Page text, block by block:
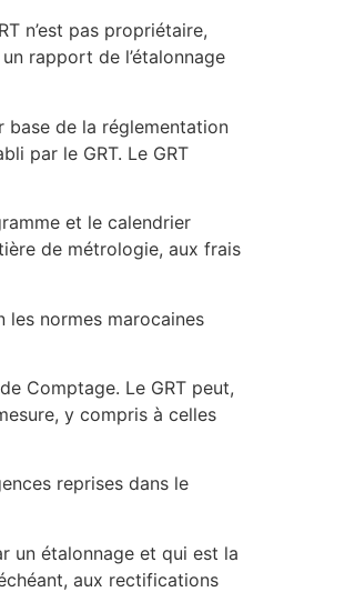
n’est pas propriétaire,
rapport de l’étalonnage
base de la réglementation
par le GRT. Le GRT
et le calendrier
de métrologie, aux frais
les normes marocaines
Comptage. Le GRT peut,
y compris à celles
reprises dans le
un étalonnage et qui est la
aux rectifications